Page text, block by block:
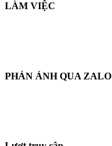
LÀM VIỆC
PHẢN ÁNH QUA ZALO